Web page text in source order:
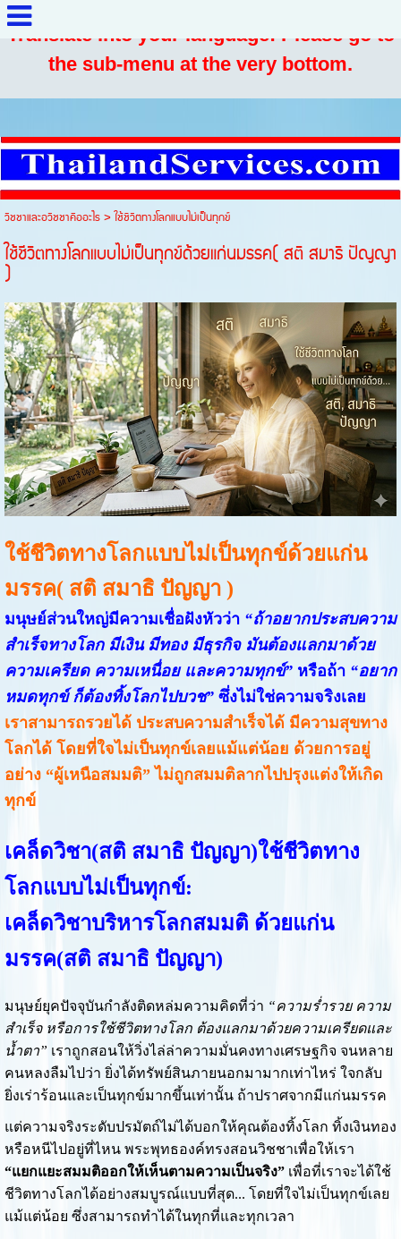
Translate into your language: Please go to
the sub-menu at the very bottom.
วิชชาและอวิชชาคืออะไร>ใช้ชีวิตทางโลกแบบไม่เป็นทุกข์
ใช้ชีวิตทางโลกแบบไม่เป็นทุกข์ด้วยแก่นมรรค( สติ สมาธิ ปัญญา
)
ใช้ชีวิตทางโลกแบบไม่เป็นทุกข์ด้วยแก่น
มรรค( สติ สมาธิ ปัญญา )
มนุษย์ส่วนใหญ่มีความเชื่อฝังหัวว่า “ถ้าอยากประสบความ
สำเร็จทางโลก มีเงิน มีทอง มีธุรกิจ มันต้องแลกมาด้วย
ความเครียด ความเหนื่อย และความทุกข์”หรือถ้า “อยาก
หมดทุกข์ ก็ต้องทิ้งโลกไปบวช” ซึ่งไม่ใช่ความจริงเลย
เราสามารถรวยได้ ประสบความสำเร็จได้ มีความสุขทาง
โลกได้ โดยที่ใจไม่เป็นทุกข์เลยแม้แต่น้อย ด้วยการอยู่
อย่าง “ผู้เหนือสมมติ” ไม่ถูกสมมติลากไปปรุงแต่งให้เกิด
ทุกข์
เคล็ดวิชา(สติ สมาธิ ปัญญา)ใช้ชีวิตทาง
โลกแบบไม่เป็นทุกข์:
เคล็ดวิชาบริหารโลกสมมติ ด้วยแก่น
มรรค(สติ สมาธิ ปัญญา)
มนุษย์ยุคปัจจุบันกำลังติดหล่มความคิดที่ว่า “ความร่ำรวย ความ
สำเร็จ หรือการใช้ชีวิตทางโลก ต้องแลกมาด้วยความเครียดและ
น้ำตา” เราถูกสอนให้วิ่งไล่ล่าความมั่นคงทางเศรษฐกิจ จนหลาย
คนหลงลืมไปว่า ยิ่งได้ทรัพย์สินภายนอกมามากเท่าไหร่ ใจกลับ
ยิ่งเร่าร้อนและเป็นทุกข์มากขึ้นเท่านั้น ถ้าปราศจากมีแก่นมรรค
แต่ความจริงระดับปรมัตถ์ไม่ได้บอกให้คุณต้องทิ้งโลก ทิ้งเงินทอง
หรือหนีไปอยู่ที่ไหน พระพุทธองค์ทรงสอนวิชชาเพื่อให้เรา
“แยกแยะสมมติออกให้เห็นตามความเป็นจริง”เพื่อที่เราจะได้ใช้
ชีวิตทางโลกได้อย่างสมบูรณ์แบบที่สุด... โดยที่ใจไม่เป็นทุกข์เลย
แม้แต่น้อย ซึ่งสามารถทำได้ในทุกที่และทุกเวลา